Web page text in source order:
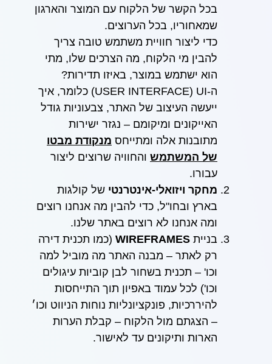
בכל הקשר של הלקוח עם המוצר והארגון
שמאחוריו, בכל הערוצים.
כדי ליצור חוויית משתמש טובה צריך
להבין מי הלקוח, מה הצרכים שלו, מתי
הוא ישתמש במוצר, באיזו תדירות?
ה-USER INTERFACE) UI) כלומר, איך
ייעשה העיצוב של האתר, צבעוניות גודל
האייקונים ומיקומם – נגזר ישירות
מתובנות אלה ומתייחס מנקודת מבטו
של המשתמש והחוויה שרוצים ליצור
עבורו.
מחקר ויזואלי-אינטרנטי של קולגות
בארץ ובחו"ל, כדי להבין מה אנחנו רוצים
ומה אנחנו לא רוצים באתר שלנו.
בניית WIREFRAMES (כמו תכנית דירה
רק לאתר – מבנה האתר מה מוביל למה
וכו' – תכנית בשחור לבן קוביות עיגולים
וכו') לכל עמוד באפיון תוך התייחסות
להיררכיות, פונקציונליות נוחות הניווט וכו׳
– הצגתם מול הלקוח – קבלת הערות
הארות ותיקונים עד לאישור.